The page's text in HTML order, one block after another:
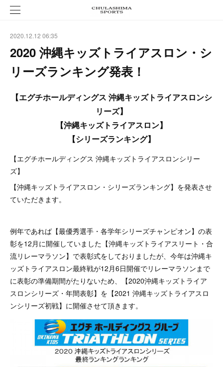
2020.12.12 06:35
2020 沖縄キッズトライアスロン・シ
リーズランキング発表！
【エグチホールディングス 沖縄キッズトライアスロンシ
リーズ】
【沖縄キッズトライアスロン】
【シリーズランキング】
【エグチホールディングス 沖縄キッズトライアスロンシリー
ズ】
【沖縄キッズトライアスロン・シリーズランキング】を発表させ
ていただきます。
例年であれば【最優秀選手・各学年シリーズチャンピオン】の表
彰を12月に開催していました【沖縄キッズトライアスリート・合
流リレーマラソン】で表彰式をしておりましたが、今年は沖縄キ
ッズトライアスロン最終戦が12月6日開催でリレーマラソンまで
に表彰の準備期間がたりないため、【2020沖縄キッズトライア
スロンシリーズ・年間表彰】を【2021 沖縄キッズトライアスロ
ンシリーズ初戦】に開催させて頂きます。